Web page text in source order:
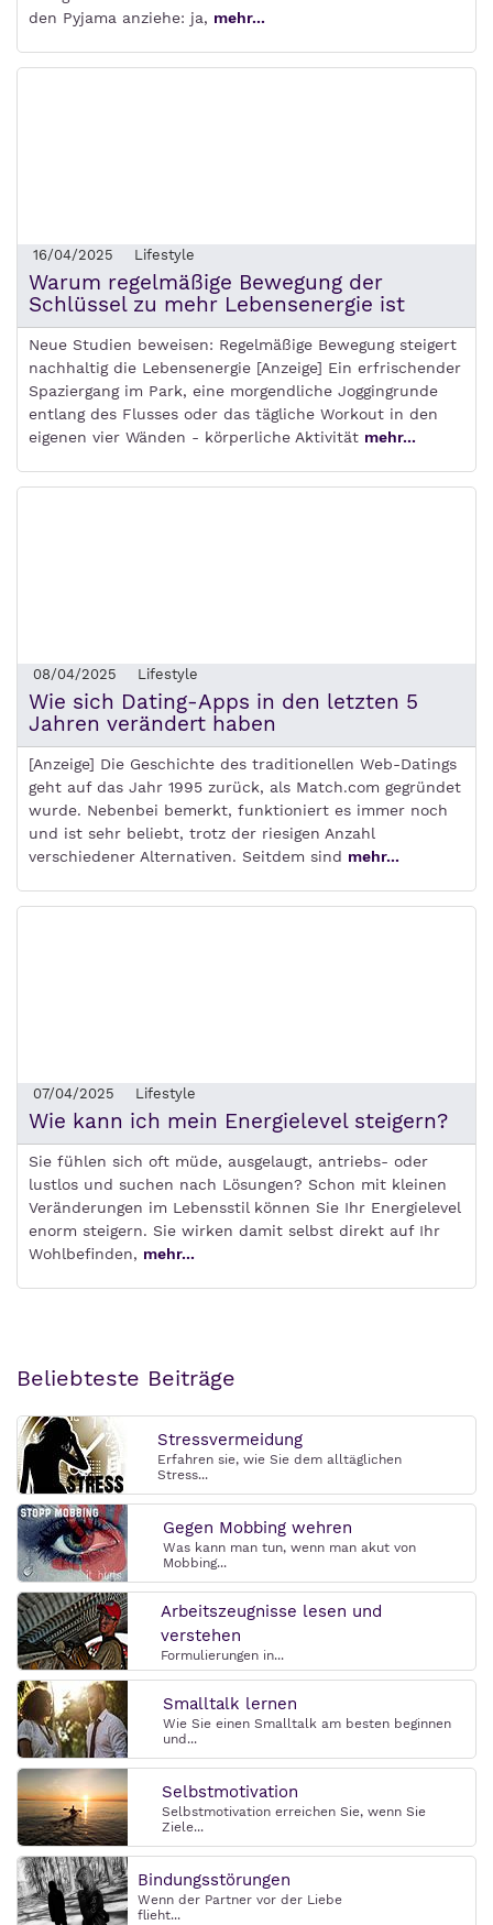
den Pyjama anziehe: ja, mehr...
16/04/2025 Lifestyle
Warum regelmäßige Bewegung der
Schlüssel zu mehr Lebensenergie ist
Neue Studien beweisen: Regelmäßige Bewegung steigert
nachhaltig die Lebensenergie [Anzeige] Ein erfrischender
Spaziergang im Park, eine morgendliche Joggingrunde
entlang des Flusses oder das tägliche Workout in den
eigenen vier Wänden - körperliche Aktivität mehr...
08/04/2025 Lifestyle
Wie sich Dating-Apps in den letzten 5
Jahren verändert haben
[Anzeige] Die Geschichte des traditionellen Web-Datings
geht auf das Jahr 1995 zurück, als Match.com gegründet
wurde. Nebenbei bemerkt, funktioniert es immer noch
und ist sehr beliebt, trotz der riesigen Anzahl
verschiedener Alternativen. Seitdem sind mehr...
07/04/2025 Lifestyle
Wie kann ich mein Energielevel steigern?
Sie fühlen sich oft müde, ausgelaugt, antriebs- oder
lustlos und suchen nach Lösungen? Schon mit kleinen
Veränderungen im Lebensstil können Sie Ihr Energielevel
enorm steigern. Sie wirken damit selbst direkt auf Ihr
Wohlbefinden, mehr...
Beliebteste Beiträge
Stressvermeidung
Erfahren sie, wie Sie dem alltäglichen
Stress...
Gegen Mobbing wehren
Was kann man tun, wenn man akut von
Mobbing...
Arbeitszeugnisse lesen und
verstehen
Formulierungen in...
Smalltalk lernen
Wie Sie einen Smalltalk am besten beginnen
und...
Selbstmotivation
Selbstmotivation erreichen Sie, wenn Sie
Ziele...
Bindungsstörungen
Wenn der Partner vor der Liebe
flieht...